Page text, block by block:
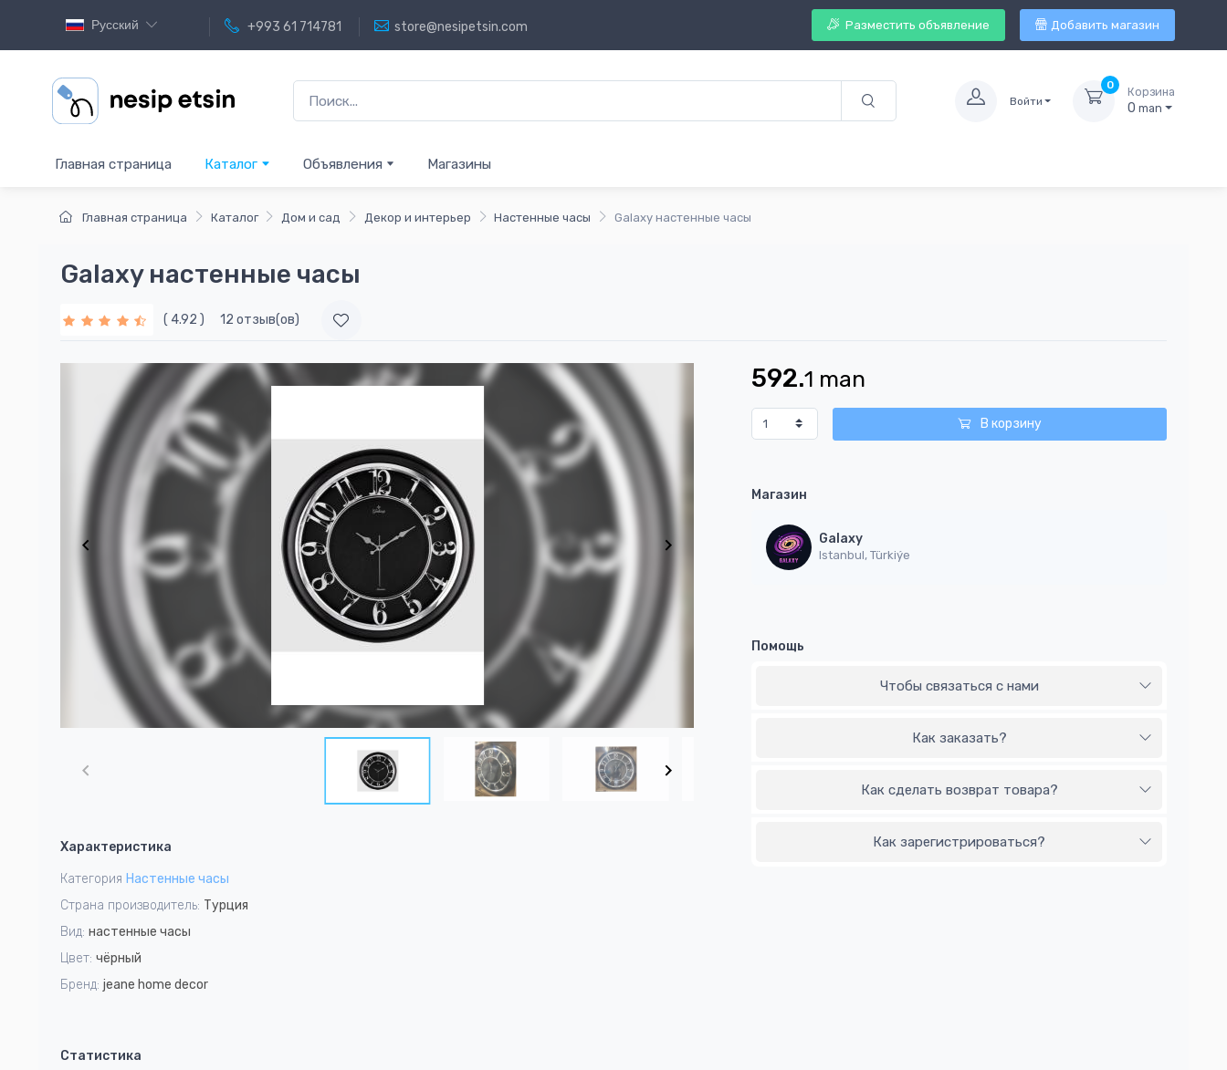
Русский +993 61 714781 store@nesipetsin.com Разместить объявление Добавить магазин
Войти
0
Корзина
0 man
Главная страница Каталог Объявления Магазины
Главная страница Каталог Дом и сад Декор и интерьер Настенные часы Galaxy настенные часы
Galaxy настенные часы
( 4.92 ) 12 отзыв(ов)
6
Характеристика
Категория Настенные часы
Страна производитель: Турция
Вид: настенные часы
Цвет: чёрный
Бренд: jeane home decor
Статистика
592.1 man
В корзину
Магазин
Galaxy
Istanbul, Türkiýe
Помощь
Чтобы связаться с нами
Как заказать?
Как сделать возврат товара?
Как зарегистрироваться?